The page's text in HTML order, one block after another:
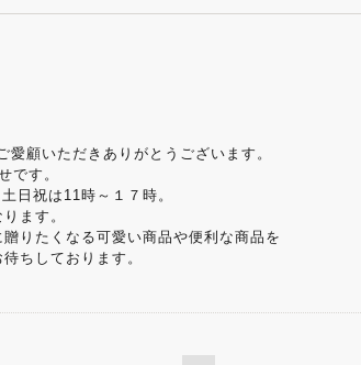
顧いただきありがとうございます。
です。
日祝は11時～１７時。
ます。
りたくなる可愛い商品や便利な商品を
ちしております。